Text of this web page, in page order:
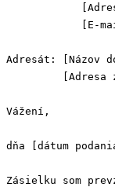
[E-
Adresát: [Názov
[Adresa
Vážení,
dňa [dátum
Zásielku som